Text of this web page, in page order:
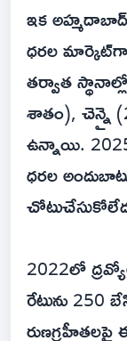
ఇక
ధరల మార్కెట్‌గా
తర్వాత
శాతం), చెన్నై
ఉన్నాయి.
ధరల
2022లో
రేటును 250